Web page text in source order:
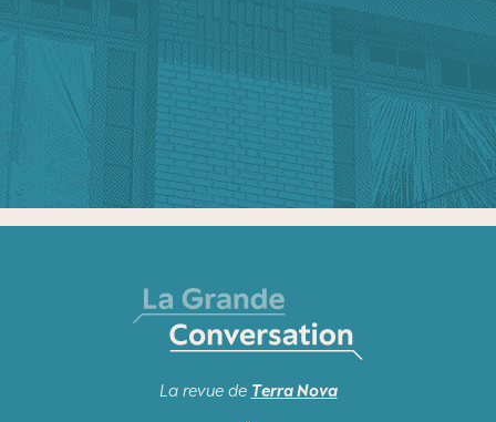
La revue de Terra Nova